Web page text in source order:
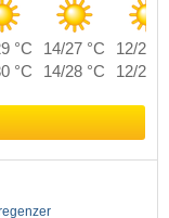
°C 14/27 °C
12/27
°C 14/28 °C 12/28